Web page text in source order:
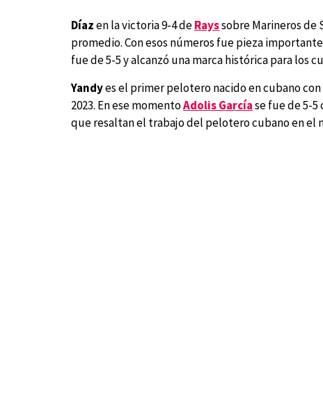
Díazen la victoria 9-4 deRayssobre Marineros de
promedio. Con esos números fue pieza
fue de 5-5 y alcanzó una marca histórica para los
Yandyes el primer pelotero nacido en cubano
2023. En ese momentoAdolis Garcíase fue de 5-5
que resaltan el trabajo del pelotero cubano en el